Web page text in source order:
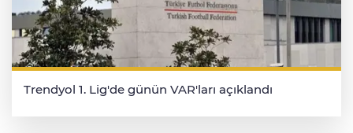
Trendyol 1. Lig'de günün VAR'ları açıklandı